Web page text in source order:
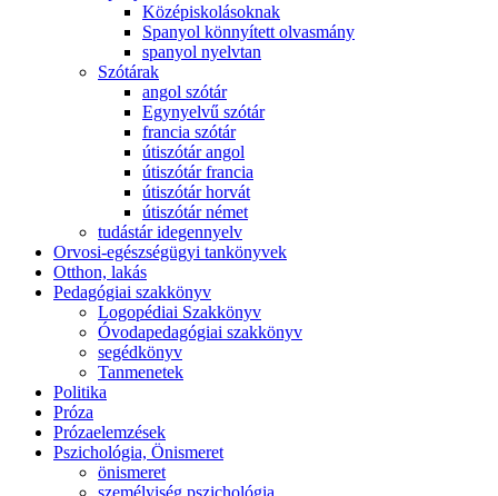
Középiskolásoknak
Spanyol könnyített olvasmány
spanyol nyelvtan
Szótárak
angol szótár
Egynyelvű szótár
francia szótár
útiszótár angol
útiszótár francia
útiszótár horvát
útiszótár német
tudástár idegennyelv
Orvosi-egészségügyi tankönyvek
Otthon, lakás
Pedagógiai szakkönyv
Logopédiai Szakkönyv
Óvodapedagógiai szakkönyv
segédkönyv
Tanmenetek
Politika
Próza
Prózaelemzések
Pszichológia, Önismeret
önismeret
személyiség pszichológia